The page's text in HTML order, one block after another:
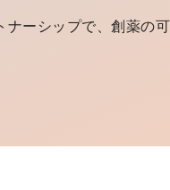
ナーシップで、創薬の可